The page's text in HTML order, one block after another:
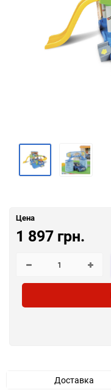
Цена
1 897 грн.
Доставка